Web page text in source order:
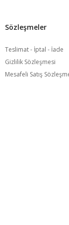
Sözleşmeler
Teslimat - İptal - İade
Gizlilik Sözleşmesi
Mesafeli Satış